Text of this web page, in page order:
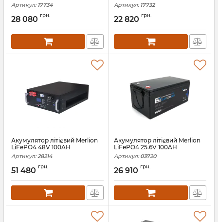
Артикул: 17734
28 080 грн.
Артикул: 17732
22 820 грн.
Акумулятор літієвий Merlion
LiFePO4 48V 100AH
Артикул: 28214
51 480 грн.
Акумулятор літієвий Merlion
LiFePO4 25.6V 100AH
Артикул: 03720
26 910 грн.